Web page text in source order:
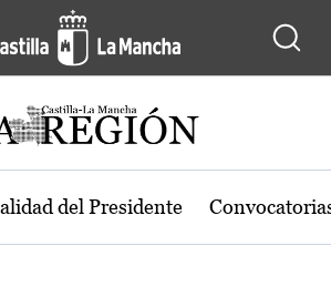
región de Castilla-La
del Presidente